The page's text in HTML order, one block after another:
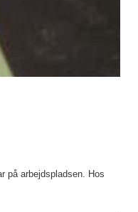
på arbejdspladsen. Hos